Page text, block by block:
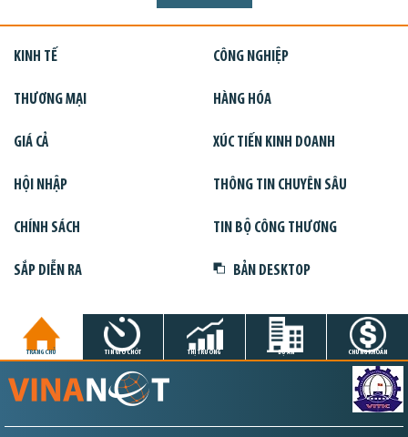
KINH TẾ CÔNG NGHIỆP
THƯƠNG MẠI HÀNG HÓA
GIÁ CẢ XÚC TIẾN KINH DOANH
HỘI NHẬP THÔNG TIN CHUYÊN SÂU
CHÍNH SÁCH TIN BỘ CÔNG THƯƠNG
SẮP DIỄN RA BẢN DESKTOP
TRANG CHỦ TIN GIỜ CHÓT THỊ TRƯỜNG DỰ ÁN CHỨNG KHOÁN